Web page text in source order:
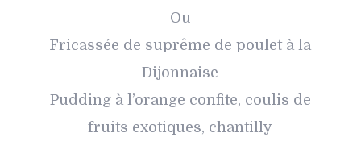
Ou
Fricassée de suprême de poulet à la
Dijonnaise
Pudding à l’orange confite, coulis de
fruits exotiques, chantilly